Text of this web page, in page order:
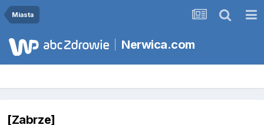
Miasta
Nerwica.com
[Zabrze]